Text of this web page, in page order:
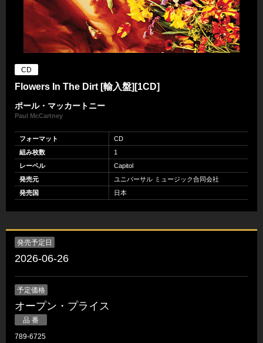
CD
Flowers In The Dirt [輸入盤][1CD]
ポール・マッカートニー
Paul McCartney
フォーマット
CD
組み枚数
1
レーベル
Capitol
発売元
ユニバーサル ミュージック合同会社
発売国
日本
発売予定日
2026-06-26
予定価格
オープン・プライス
品 番
789-6725